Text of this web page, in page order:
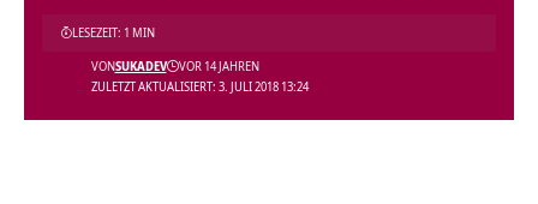
ZULETZT AKTUALISIERT: 3. JULI 2018 13:24
VONSUKADEV VOR 14 JAHREN
LESEZEIT: 1 MIN